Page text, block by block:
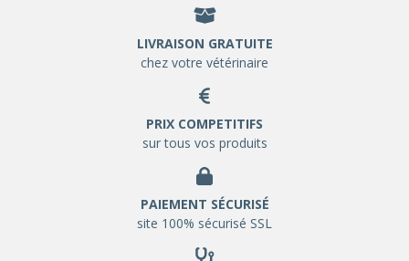
LIVRAISON GRATUITE
chez votre vétérinaire
PRIX COMPETITIFS
sur tous vos produits
PAIEMENT SÉCURISÉ
site 100% sécurisé SSL